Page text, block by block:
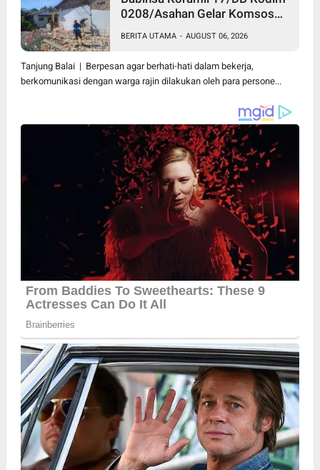
0208/Asahan Gelar Komsos
BERITA UTAMA - AUGUST 06, 2026
Tanjung Balai | Berpesan agar berhati-hati dalam bekerja,
berkomunikasi dengan warga rajin dilakukan oleh para persone...